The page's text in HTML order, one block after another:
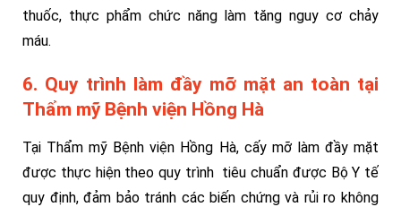
thuốc, thực phẩm chức năng làm tăng nguy cơ chảy
máu.
6. Quy trình làm đầy mỡ mặt an toàn tại
Thẩm mỹ Bệnh viện Hồng Hà
Tại Thẩm mỹ Bệnh viện Hồng Hà, cấy mỡ làm đầy mặt
được thực hiện theo quy trình tiêu chuẩn được Bộ Y tế
quy định, đảm bảo tránh các biến chứng và rủi ro không